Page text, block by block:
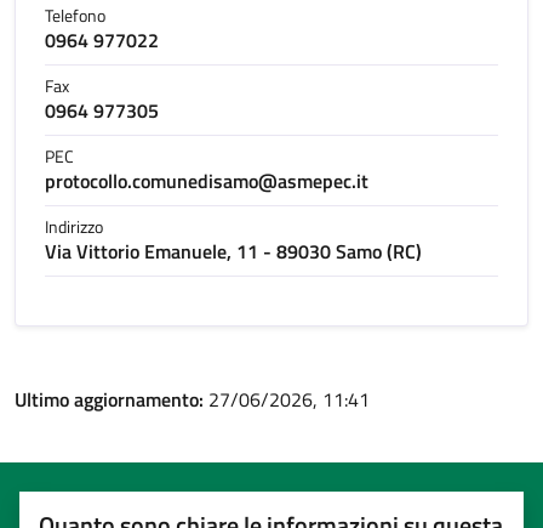
Telefono
0964 977022
Fax
0964 977305
PEC
protocollo.comunedisamo@asmepec.it
Indirizzo
Via Vittorio Emanuele, 11 - 89030 Samo (RC)
Ultimo aggiornamento: 27/06/2026, 11:41